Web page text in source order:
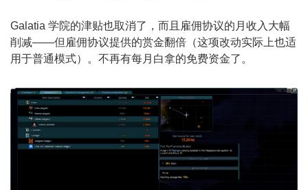
Galatia 学院的津贴也取消了，而且雇佣协议的月收入大幅
削减——但雇佣协议提供的赏金翻倍（这项改动实际上也适
用于普通模式）。不再有每月白拿的免费资金了。